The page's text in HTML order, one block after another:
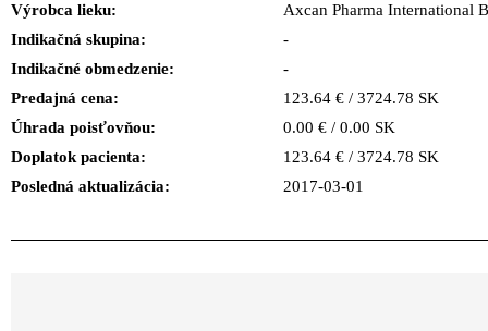
Výrobca lieku:
Axcan Pharma International
Indikačná skupina:
-
Indikačné obmedzenie:
-
Predajná cena:
123.64 € / 3724.78 SK
Úhrada poisťovňou:
0.00 € / 0.00 SK
Doplatok pacienta:
123.64 € / 3724.78 SK
Posledná aktualizácia:
2017-03-01